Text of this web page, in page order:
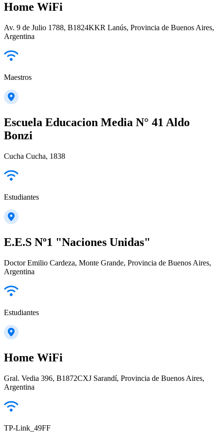
Home WiFi
Av. 9 de Julio 1788, B1824KKR Lanús, Provincia de Buenos Aires,
Argentina
Maestros
Escuela Educacion Media N° 41 Aldo
Bonzi
Cucha Cucha, 1838
Estudiantes
E.E.S Nº1 "Naciones Unidas"
Doctor Emilio Cardeza, Monte Grande, Provincia de Buenos Aires,
Argentina
Estudiantes
Home WiFi
Gral. Vedia 396, B1872CXJ Sarandí, Provincia de Buenos Aires,
Argentina
TP-Link_49FF